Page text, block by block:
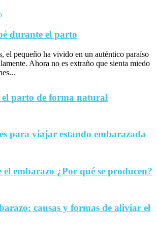
durante el parto
el pequeño ha vivido en un auténtico paraíso
Ahora no es extraño que sienta miedo
parto de forma natural
para viajar estando embarazada
embarazo ¿Por qué se producen?
causas y formas de aliviar el